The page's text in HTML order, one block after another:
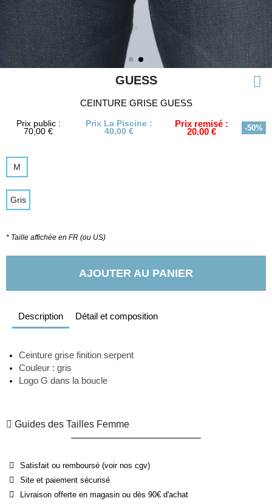
GUESS
CEINTURE GRISE GUESS
Prix public :
70,00 €
Prix La Piscine :
40,00 €
Prix remisé :
20,00 € -50%
M
Gris
* Taille affichée en FR (ou US)
AJOUTER AU PANIER
Description Détail et composition
Ceinture grise finition serpent
Couleur : gris
Logo G dans la boucle
Guides des Tailles Femme
Satisfait ou remboursé (voir nos cgv)
Site et paiement sécurisé
Livraison offerte en magasin ou dès 90€ d'achat